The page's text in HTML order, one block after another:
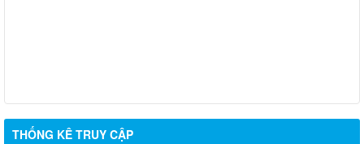
THỐNG KÊ TRUY CẬP